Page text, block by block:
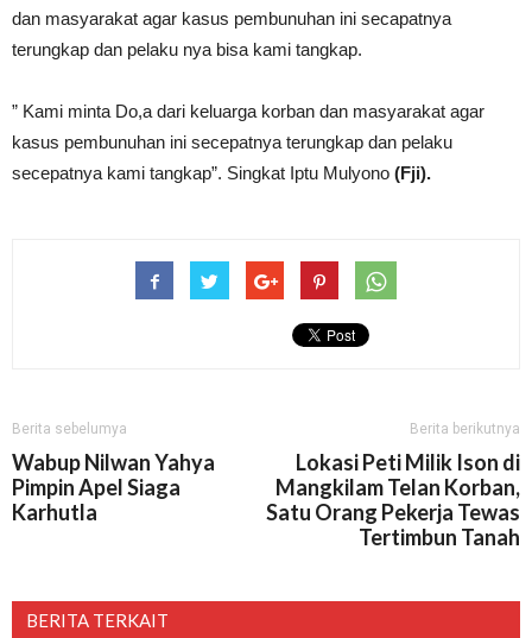
dan masyarakat agar kasus pembunuhan ini secapatnya
terungkap dan pelaku nya bisa kami tangkap.
” Kami minta Do,a dari keluarga korban dan masyarakat agar
kasus pembunuhan ini secepatnya terungkap dan pelaku
secepatnya kami tangkap”. Singkat Iptu Mulyono (Fji).
Berita sebelumya
Wabup Nilwan Yahya
Pimpin Apel Siaga
Karhutla
Berita berikutnya
Lokasi Peti Milik Ison di
Mangkilam Telan Korban,
Satu Orang Pekerja Tewas
Tertimbun Tanah
BERITA TERKAIT